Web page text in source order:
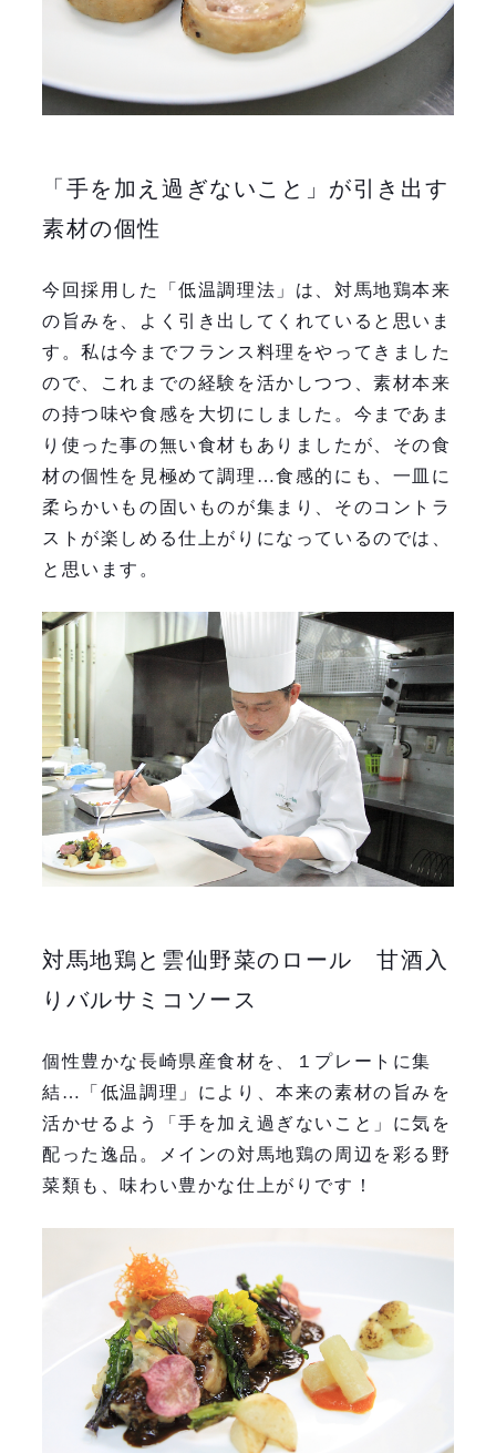
「手を加え過ぎないこと」が引き出す
素材の個性
今回採用した「低温調理法」は、対馬地鶏本来
の旨みを、よく引き出してくれていると思いま
す。私は今までフランス料理をやってきました
ので、これまでの経験を活かしつつ、素材本来
の持つ味や食感を大切にしました。今まであま
り使った事の無い食材もありましたが、その食
材の個性を見極めて調理…食感的にも、一皿に
柔らかいもの固いものが集まり、そのコントラ
ストが楽しめる仕上がりになっているのでは、
と思います。
対馬地鶏と雲仙野菜のロール 甘酒入
りバルサミコソース
個性豊かな長崎県産食材を、１プレートに集
結…「低温調理」により、本来の素材の旨みを
活かせるよう「手を加え過ぎないこと」に気を
配った逸品。メインの対馬地鶏の周辺を彩る野
菜類も、味わい豊かな仕上がりです！